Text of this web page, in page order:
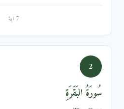
7 آية
2
سُورَةُ البَقَرَةِ